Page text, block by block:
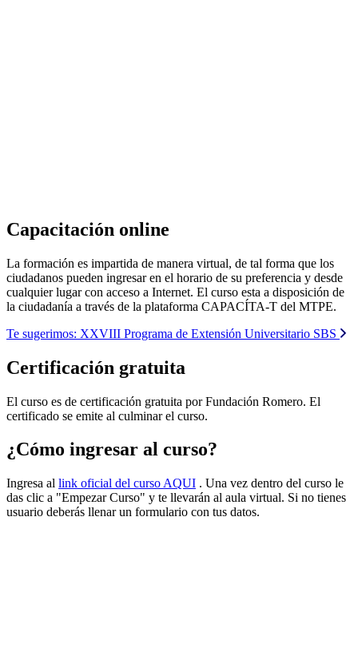
Capacitación online
La formación es impartida de manera virtual, de tal forma que los
ciudadanos pueden ingresar en el horario de su preferencia y desde
cualquier lugar con acceso a Internet. El curso esta a disposición de
la ciudadanía a través de la plataforma CAPACÍTA-T del MTPE.
Te sugerimos: XXVIII Programa de Extensión Universitario SBS
Certificación gratuita
El curso es de certificación gratuita por Fundación Romero. El
certificado se emite al culminar el curso.
¿Cómo ingresar al curso?
Ingresa al link oficial del curso AQUI . Una vez dentro del curso le
das clic a "Empezar Curso" y te llevarán al aula virtual. Si no tienes
usuario deberás llenar un formulario con tus datos.